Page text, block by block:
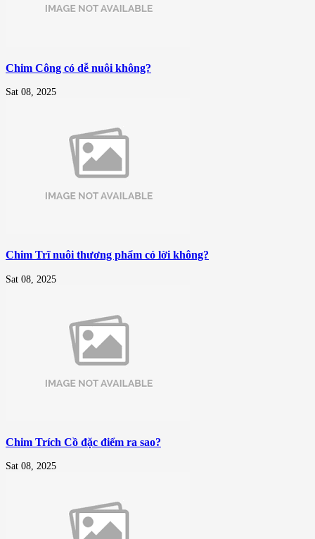
Chim Công có dễ nuôi không?
Sat 08, 2025
Chim Trĩ nuôi thương phẩm có lời không?
Sat 08, 2025
Chim Trích Cồ đặc điểm ra sao?
Sat 08, 2025